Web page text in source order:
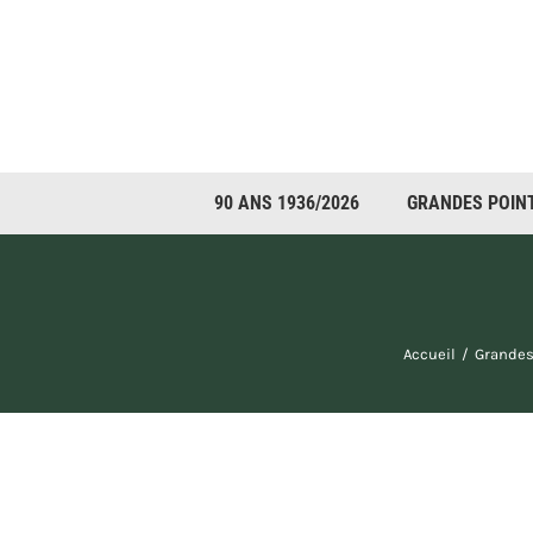
90 ANS 1936/2026 GRANDES
Accueil